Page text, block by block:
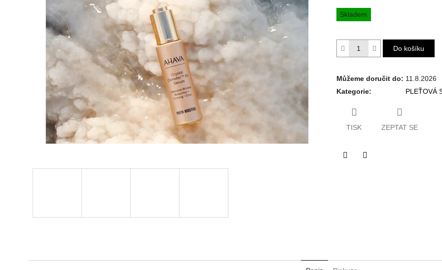
4,5
z
hvězdiček.
Měrná
cena:
Skladem
Do košíku
Můžeme doručit do: 11.8.2026
Kategorie: PLEŤOVÁ
TISK ZEPTAT SE